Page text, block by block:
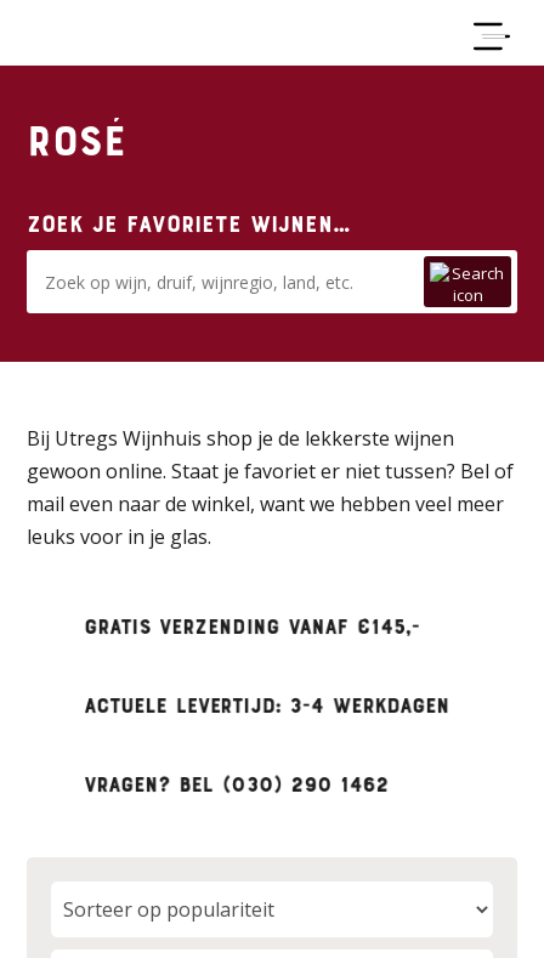
Rosé
Zoek je favoriete wijnen…
Bij Utregs Wijnhuis shop je de lekkerste wijnen
gewoon online. Staat je favoriet er niet tussen? Bel of
mail even naar de winkel, want we hebben veel meer
leuks voor in je glas.
Gratis verzending vanaf €145,-
Actuele levertijd: 3-4 werkdagen
Vragen? Bel (030) 290 1462